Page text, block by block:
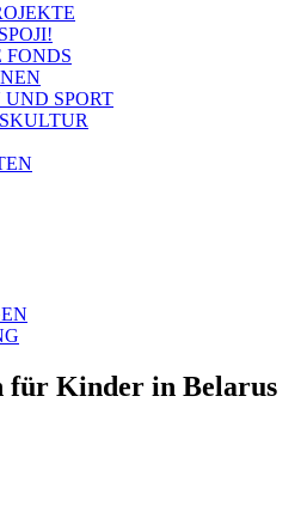
SPORT
für Kinder in Belarus